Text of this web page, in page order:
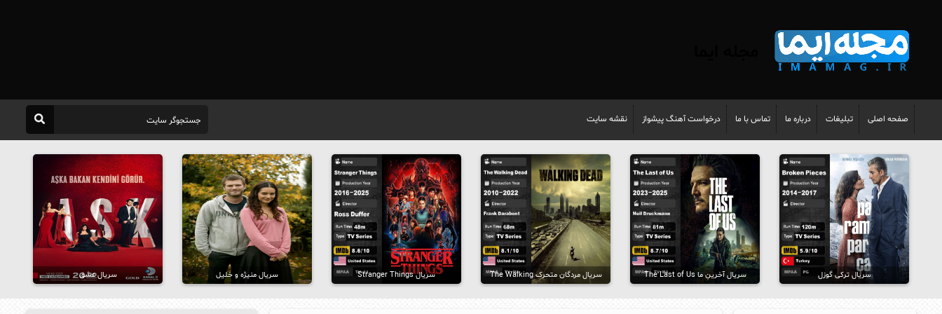
صفحه اصلی تبلیغات درباره ما تماس با ما درخواست آهنگ پیشواز نقشه سایت
سریال ترکی گوزل سریال آخرینِ ما The Last of Us
سریال مردگان متحرک The Walking
Dead
سریال Stranger Things سریال منیژه و خلیل سریال عشق